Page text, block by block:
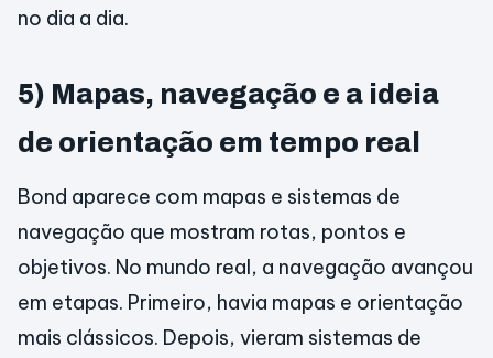
no dia a dia.
5) Mapas, navegação e a ideia
de orientação em tempo real
Bond aparece com mapas e sistemas de
navegação que mostram rotas, pontos e
objetivos. No mundo real, a navegação avançou
em etapas. Primeiro, havia mapas e orientação
mais clássicos. Depois, vieram sistemas de